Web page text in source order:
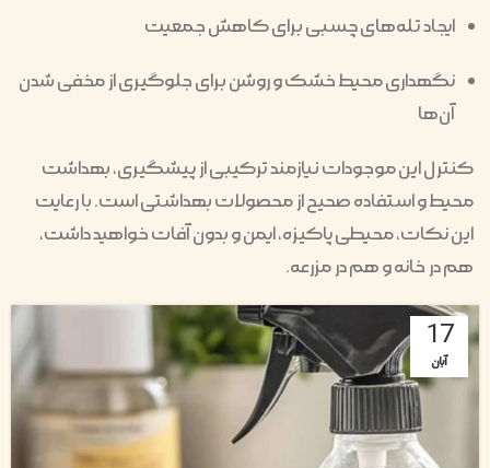
ایجاد تله‌های چسبی برای کاهش جمعیت
نگهداری محیط خشک و روشن برای جلوگیری از مخفی شدن
آن‌ها
کنترل این موجودات نیازمند ترکیبی از پیشگیری، بهداشت
محیط و استفاده صحیح از محصولات بهداشتی است. با رعایت
این نکات، محیطی پاکیزه، ایمن و بدون آفات خواهید داشت،
هم در خانه و هم در مزرعه.
17
آبان